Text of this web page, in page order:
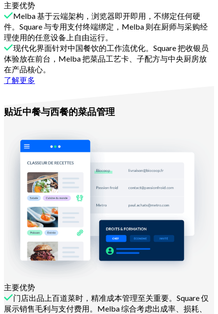
主要优势
Melba 基于云端架构，浏览器即开即用，不绑定任何硬
件。Square 与专用支付终端绑定，Melba 则在厨师与采购经
理使用的任意设备上自由运行。
现代化界面针对中国餐饮的工作流优化。Square 把收银员
体验放在前台，Melba 把菜品工艺卡、子配方与中央厨房放
在产品核心。
了解更多
贴近中餐与西餐的菜品管理
主要优势
门店出品上百道菜时，精准成本管理至关重要。Square 仅
展示销售毛利与支付费用。Melba 综合考虑出成率、损耗、